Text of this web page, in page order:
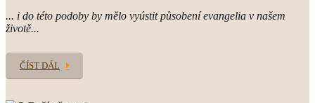
... i do této podoby by mělo vyústit působení evangelia v našem
životě...
ČÍST DÁL